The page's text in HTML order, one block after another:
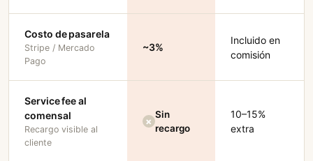
Costo de pasarela
Stripe / Mercado
Pago
~3%
Incluido en
comisión
Service fee al
comensal
Recargo visible al
cliente
Sin
recargo
10–15%
extra